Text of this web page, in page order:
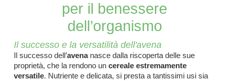
per il benessere
dell’organismo
Il successo e la versatilità dell'avena
Il successo dell’avenanasce dalla riscoperta delle sue
proprietà, che la rendono un cereale estremamente
versatile. Nutriente e delicata, si presta a tantissimi usi sia